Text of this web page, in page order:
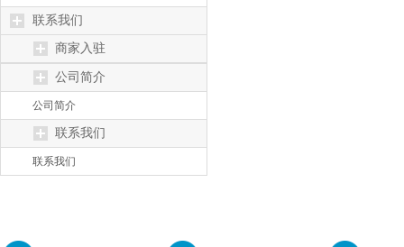
联系我们
商家入驻
公司简介
公司简介
联系我们
联系我们